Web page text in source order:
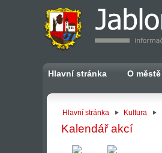
Hlavní stránka O městě
Hlavní stránka Kultura
Kalendář akcí